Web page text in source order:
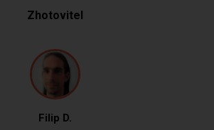
Zhotovitel
Filip D.